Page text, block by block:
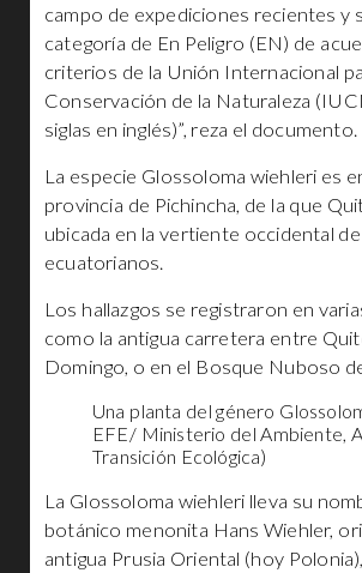
campo de expediciones recientes y
categoría de En Peligro (EN) de
criterios de la Unión Internacional
Conservación de la Naturaleza
siglas en inglés)”, reza el documento.
La especie Glossoloma wiehleri es
provincia de Pichincha, de la que
ubicada en la vertiente occidental
ecuatorianos.
Los hallazgos se registraron en
como la antigua carretera entre
Domingo, o en el Bosque Nuboso
Una planta del género
EFE/ Ministerio del Ambiente,
Transición Ecológica)
La Glossoloma wiehleri lleva su
botánico menonita Hans Wiehler,
antigua Prusia Oriental (hoy